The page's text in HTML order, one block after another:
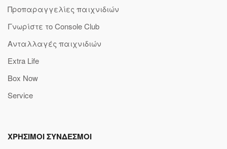
Προπαραγγελίες παιχνιδιών
Γνωρίστε το Console Club
Ανταλλαγές παιχνιδιών
Extra Life
Box Now
Service
ΧΡΗΣΙΜΟΙ ΣΥΝΔΕΣΜΟΙ